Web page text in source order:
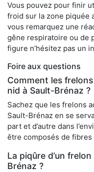
Vous pouvez pour finir
froid sur la zone piquée
vous remarquez une
gêne respiratoire ou de
figure n’hésitez pas un
Foire aux questions
Comment les
nid à Sault-Brénaz ?
Sachez que les frelons
Sault-Brénaz en se
part et d’autre dans
être composés de
La piqûre d’un
Brénaz ?